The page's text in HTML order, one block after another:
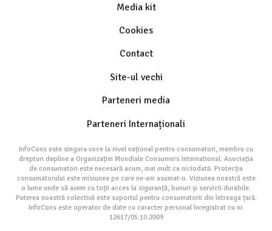
Media kit
Cookies
Contact
Site-ul vechi
Parteneri media
Parteneri Internaționali
InfoCons este singura voce la nivel național pentru consumatori, membru cu
drepturi depline a Organizației Mondiale Consumers International. Asociația
de consumatori este necesară acum, mai mult ca niciodată. Protecția
consumatorului este misiunea pe care ne-am asumat-o. Viziunea noastră este
o lume unde să avem cu toții acces la siguranță, bunuri și servicii durabile.
Puterea noastră colectivă este suportul pentru consumatorii din întreaga țară.
InfoCons este operator de date cu caracter personal înregistrat cu nr.
12617/05.10.2009